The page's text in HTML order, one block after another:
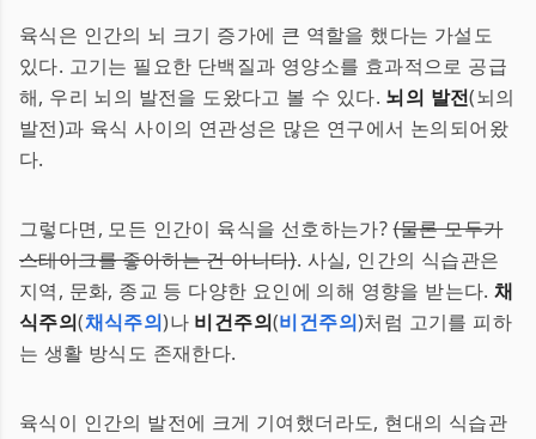
육식은 인간의 뇌 크기 증가에 큰 역할을 했다는 가설도
있다. 고기는 필요한 단백질과 영양소를 효과적으로 공급
해, 우리 뇌의 발전을 도왔다고 볼 수 있다. 뇌의 발전(뇌의
발전)과 육식 사이의 연관성은 많은 연구에서 논의되어왔
다.
그렇다면, 모든 인간이 육식을 선호하는가?(물론 모두가
스테이크를 좋아하는 건 아니다). 사실, 인간의 식습관은
지역, 문화, 종교 등 다양한 요인에 의해 영향을 받는다.채
식주의(채식주의)나 비건주의(비건주의)처럼 고기를 피하
는 생활 방식도 존재한다.
육식이 인간의 발전에 크게 기여했더라도, 현대의 식습관